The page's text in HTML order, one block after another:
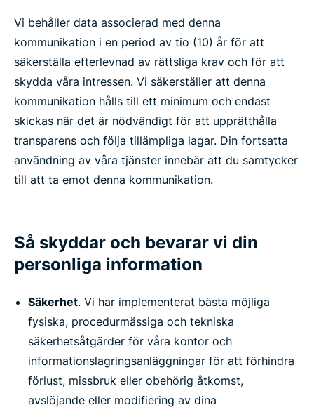
Vi behåller data associerad med denna
kommunikation i en period av tio (10) år för att
säkerställa efterlevnad av rättsliga krav och för att
skydda våra intressen. Vi säkerställer att denna
kommunikation hålls till ett minimum och endast
skickas när det är nödvändigt för att upprätthålla
transparens och följa tillämpliga lagar. Din fortsatta
användning av våra tjänster innebär att du samtycker
till att ta emot denna kommunikation.
Så skyddar och bevarar vi din
personliga information
Säkerhet. Vi har implementerat bästa möjliga
fysiska, procedurmässiga och tekniska
säkerhetsåtgärder för våra kontor och
informationslagringsanläggningar för att förhindra
förlust, missbruk eller obehörig åtkomst,
avslöjande eller modifiering av dina